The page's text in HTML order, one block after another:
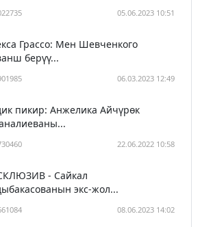
05.06.2023 10:51
Грассо: Мен Шевченкого
берүү...
06.03.2023 12:49
пикир: Анжелика Айчүрөк
22.06.2022 10:58
- Сайкал
экс-жол...
08.06.2023 14:02